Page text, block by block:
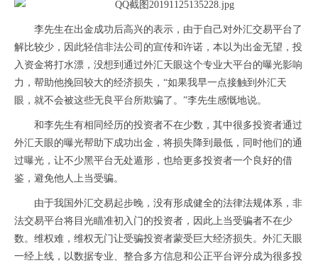
李先生在出金成功后高兴的表示，由于自己对外汇交易平台了
解比较少，因此轻信非法公司的宣传和许诺，本以为出金无望，投
入资金将打水漂，没想到通过外汇天眼这个专业大平台的曝光影响
力，帮助他挽回较大的经济损失，“如果我早一点接触到外汇天
眼，就不会被这些无良平台所欺骗了。”李先生感慨地说。
和李先生有相同经历的投资者不在少数，其中很多投资者通过
外汇天眼的曝光帮助下成功出金，将损失降到最低，同时他们的通
过曝光，让不少黑平台无处遁形，也给更多投资者一个良好的借
鉴，避免他人上当受骗。
由于我国外汇交易起步晚，没有形成健全的法律法规体系，非
法交易平台将目光瞄准初入门的投资者，因此上当受骗者不在少
数。维权难，维权无门让受骗投资者蒙受巨大经济损失。外汇天眼
一经上线，以数据专业、整合多方信息和公正平台评分成为很多投